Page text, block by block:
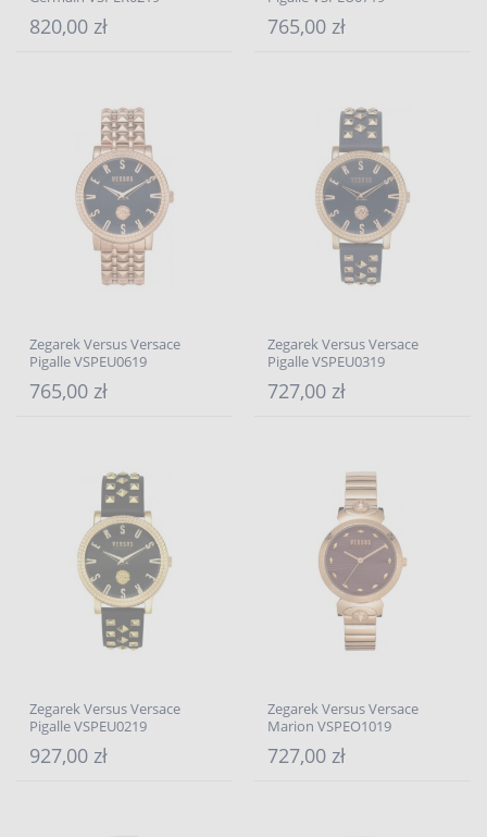
820,00 zł 765,00 zł
Zegarek Versus Versace
Pigalle VSPEU0619
765,00 zł
Zegarek Versus Versace
Pigalle VSPEU0319
727,00 zł
Zegarek Versus Versace
Pigalle VSPEU0219
927,00 zł
Zegarek Versus Versace
Marion VSPEO1019
727,00 zł